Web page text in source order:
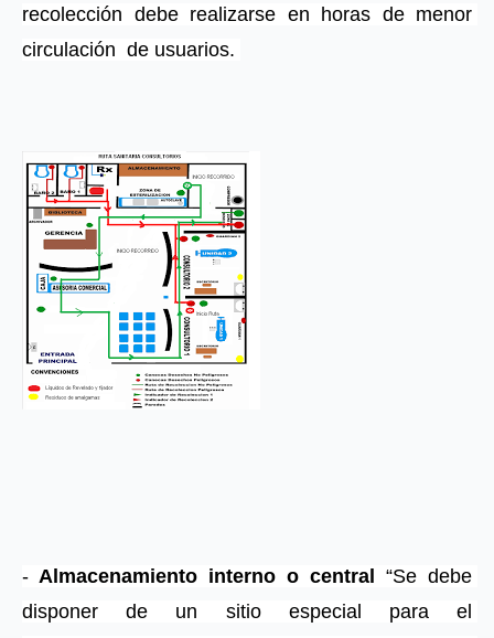
recolección debe realizarse en horas de menor
circulación  de usuarios.
- Almacenamiento interno o central “Se debe
disponer de un sitio especial para el